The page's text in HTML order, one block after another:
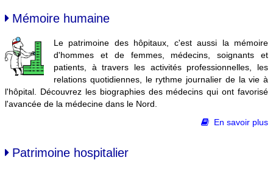
Mémoire humaine
Le patrimoine des hôpitaux, c'est aussi la mémoire
d'hommes et de femmes, médecins, soignants et
patients, à travers les activités professionnelles, les
relations quotidiennes, le rythme journalier de la vie à
l'hôpital. Découvrez les biographies des médecins qui ont favorisé
l'avancée de la médecine dans le Nord.
En savoir plus
Patrimoine hospitalier